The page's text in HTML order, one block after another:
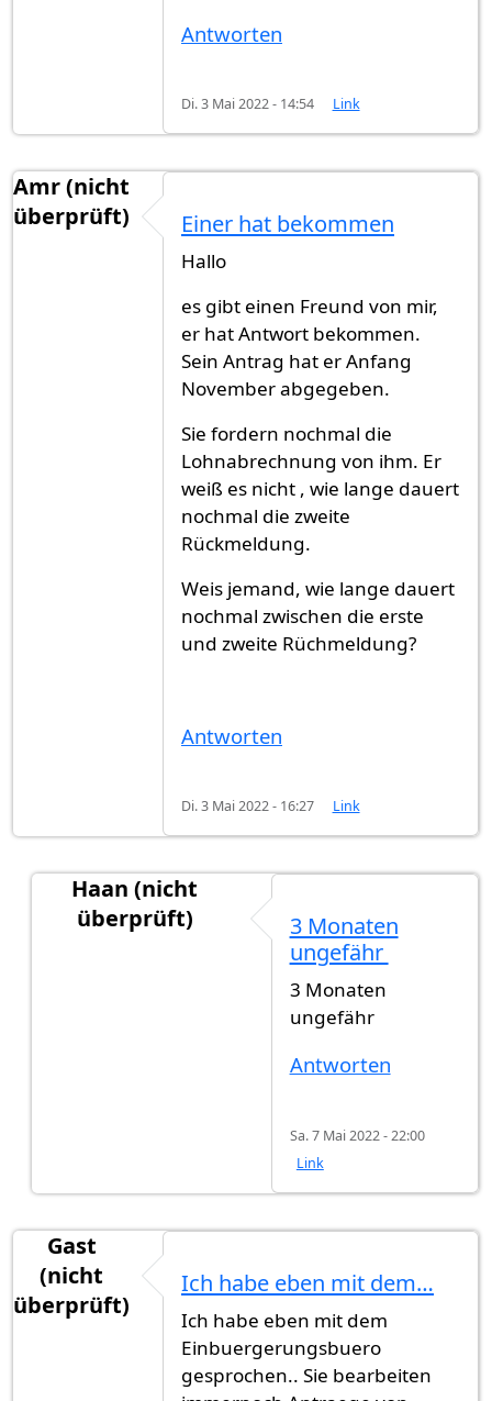
Antworten
Di. 3 Mai 2022 - 14:54 Link
Amr (nicht
überprüft)
Einer hat bekommen
Hallo
es gibt einen Freund von mir,
er hat Antwort bekommen.
Sein Antrag hat er Anfang
November abgegeben.
Sie fordern nochmal die
Lohnabrechnung von ihm. Er
weiß es nicht , wie lange dauert
nochmal die zweite
Rückmeldung.
Weis jemand, wie lange dauert
nochmal zwischen die erste
und zweite Rüchmeldung?
Antworten
Di. 3 Mai 2022 - 16:27 Link
Haan (nicht
überprüft)
Einer hat bekommenvonAmr
3 Monaten
ungefähr
3 Monaten
ungefähr
Antworten
Sa. 7 Mai 2022 - 22:00
Link
Gast
(nicht
überprüft)
Ich habe eben mit dem…
Ich habe eben mit dem
Einbuergerungsbuero
gesprochen.. Sie bearbeiten